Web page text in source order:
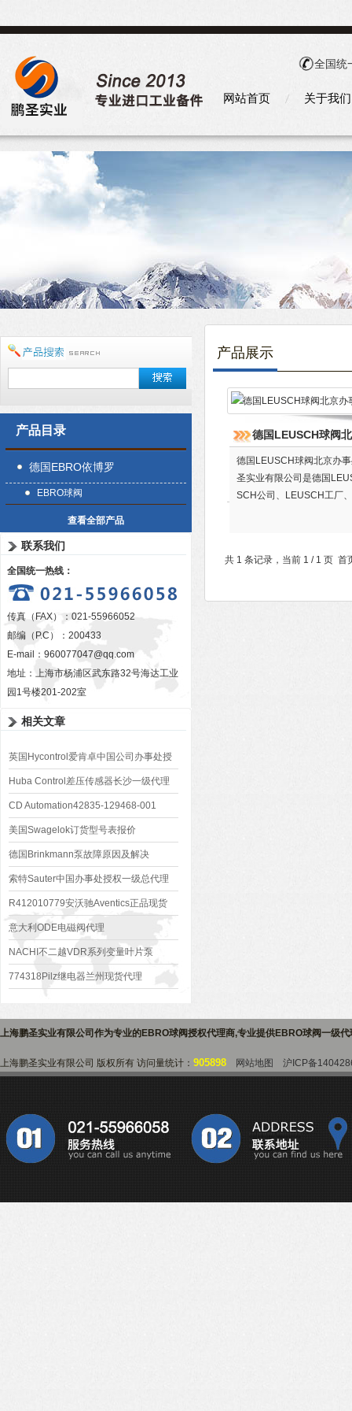
全国统
网站首页 关于我们
产品目录
德国EBRO依博罗
EBRO球阀
查看全部产品
联系我们
全国统一热线：
传真（FAX）：021-55966052
邮编（P.C）：200433
E-mail： 960077047@qq.com
地址：上海市杨浦区武东路32号海达工业
园1号楼201-202室
相关文章
英国Hycontrol爱肯卓中国公司办事处授
权代理商
Huba Control差压传感器长沙一级代理
CD Automation42835-129468-001
美国Swagelok订货型号表报价
德国Brinkmann泵故障原因及解决
索特Sauter中国办事处授权一级总代理
R412010779安沃驰Aventics正品现货
意大利ODE电磁阀代理
NACHI不二越VDR系列变量叶片泵
774318Pilz继电器兰州现货代理
产品展示
德国LEUSCH球阀
德国LEUSCH球阀北京办
圣实业有限公司是德国
SCH公司、LEUSCH工厂
共 1 条记录，当前 1 / 1 页
上海鹏圣实业有限公司作为专业的EBRO球阀授权代理商,专业提供EBRO球阀一级代
上海鹏圣实业有限公司 版权所有 访问量统计： 905898 网站地图 沪ICP备